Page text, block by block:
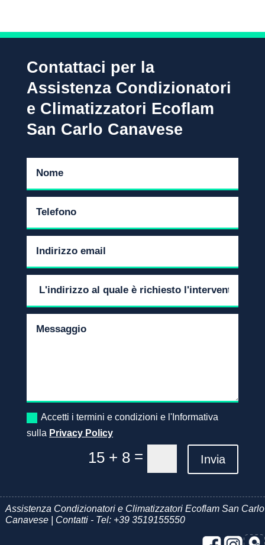
Contattaci per la
Assistenza Condizionatori
e Climatizzatori Ecoflam
San Carlo Canavese
Accetti i termini e condizioni e l'Informativa
sulla Privacy Policy
15 + 8 = Invia
Assistenza Condizionatori e Climatizzatori Ecoflam San Carlo
Canavese | Contatti - Tel: +39 3519155550